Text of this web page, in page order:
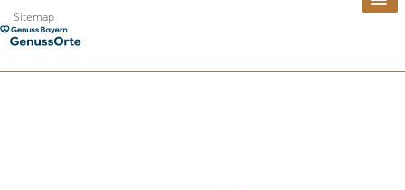
Zum
Inhalt
Sitemap